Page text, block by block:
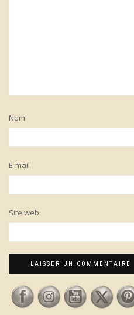
Nom
E-mail
Site web